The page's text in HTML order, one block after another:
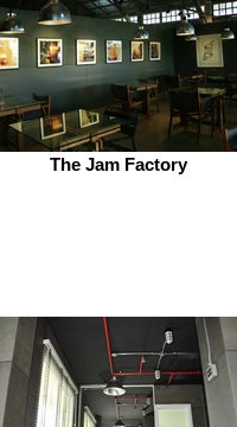
The Jam Factory